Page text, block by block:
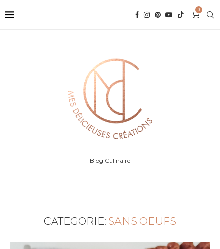
0
Blog Culinaire
CATEGORIE: SANS OEUFS